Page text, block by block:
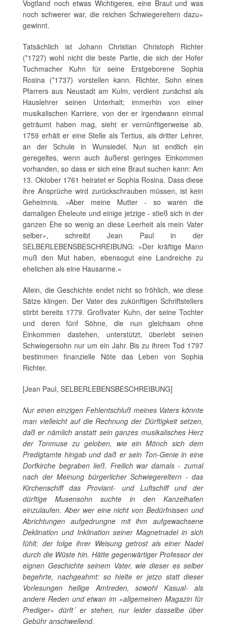
Vogtland noch etwas Wichtigeres, eine Braut und was
noch schwerer war, die reichen Schwiegereltern dazu«
gewinnt.
Tatsächlich ist Johann Christian Christoph Richter
(*1727) wohl nicht die beste Partie, die sich der Hofer
Tuchmacher Kuhn für seine Erstgeborene Sophia
Rosina (*1737) vorstellen kann. Richter, Sohn eines
Pfarrers aus Neustadt am Kulm, verdient zunächst als
Hauslehrer seinen Unterhalt; immerhin von einer
musikalischen Karriere, von der er irgendwann einmal
geträumt haben mag, sieht er vernünftigerweise ab.
1759 erhält er eine Stelle als Tertius, als dritter Lehrer,
an der Schule in Wunsiedel. Nun ist endlich ein
geregeltes, wenn auch äußerst geringes Einkommen
vorhanden, so dass er sich eine Braut suchen kann: Am
13. Oktober 1761 heiratet er Sophia Rosina. Dass diese
ihre Ansprüche wird zurückschrauben müssen, ist kein
Geheimnis. »Aber meine Mutter - so waren die
damaligen Eheleute und einige jetzige - stieß sich in der
ganzen Ehe so wenig an diese Leerheit als mein Vater
selber«, schreibt Jean Paul in der
SELBERLEBENSBESCHREIBUNG: »Der kräftige Mann
muß den Mut haben, ebensogut eine Landreiche zu
ehelichen als eine Hausarme.«
Allein, die Geschichte endet nicht so fröhlich, wie diese
Sätze klingen. Der Vater des zukünftigen Schriftstellers
stirbt bereits 1779. Großvater Kuhn, der seine Tochter
und deren fünf Söhne, die nun gleichsam ohne
Einkommen dastehen, unterstützt, überlebt seinen
Schwiegersohn nur um ein Jahr. Bis zu ihrem Tod 1797
bestimmen finanzielle Nöte das Leben von Sophia
Richter.
[Jean Paul, SELBERLEBENSBESCHREIBUNG]
Nur einen einzigen Fehlentschluß meines Vaters könnte
man vielleicht auf die Rechnung der Dürftigkeit setzen,
daß er nämlich anstatt sein ganzes musikalisches Herz
der Tonmuse zu geloben, wie ein Mönch sich dem
Predigtamte hingab und daß er sein Ton-Genie in eine
Dorfkirche begraben ließ. Freilich war damals - zumal
nach der Meinung bürgerlicher Schwiegereltern - das
Kirchenschiff das Proviant- und Luftschiff und der
dürftige Musensohn suchte in den Kanzelhafen
einzulaufen. Aber wer eine nicht von Bedürfnissen und
Abrichtungen aufgedrungne mit ihm aufgewachsene
Deklination und Inklination seiner Magnetnadel in sich
fühlt: der folge ihrer Weisung getrost als einer Nadel
durch die Wüste hin. Hätte gegenwärtiger Professor der
eignen Geschichte seinem Vater, wie dieser es selber
begehrte, nachgeahmt: so hielte er jetzo statt dieser
Vorlesungen heilige Amtreden, sowohl Kasual- als
andere Reden und etwan im »allgemeinen Magazin für
Prediger« dürft´ er stehen, nur leider dasselbe über
Gebühr anschwellend.